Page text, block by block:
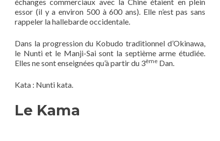
essor (il y a environ 500 à 600 ans). Elle n’est pas sans
rappeler la hallebarde occidentale.
Dans la progression du Kobudo traditionnel d’Okinawa,
le Nunti et le Manji-Sai sont la septième arme étudiée.
Elles ne sont enseignées qu’à partir du 3ème Dan.
Kata : Nunti kata.
Le Kama